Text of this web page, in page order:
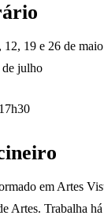
12, 19 e 26 de
de julho
em Artes
Artes. Trabalha